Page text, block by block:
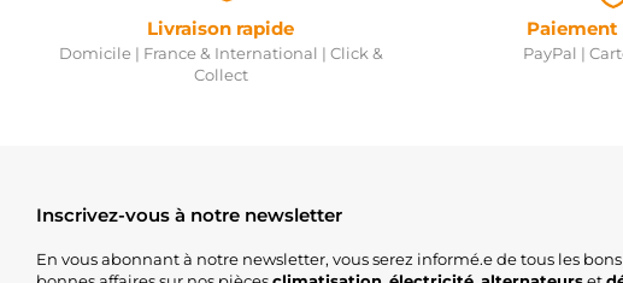
Livraison rapide
Domicile | France & International | Click &
Collect
Paiement
PayPal |
Inscrivez-vous à notre newsletter
En vous abonnant à notre newsletter, vous serez informé.e de tous les